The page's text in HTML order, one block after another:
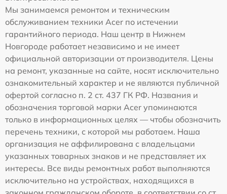
Мы занимаемся ремонтом и техническим
обслуживанием техники Acer по истечении
гарантийного периода. Наш центр в Нижнем
Новгороде работает независимо и не имеет
официальной авторизации от производителя. Цены
на ремонт, указанные на сайте, носят исключительно
ознакомительный характер и не являются публичной
офертой согласно п. 2 ст. 437 ГК РФ. Названия и
обозначения торговой марки Acer упоминаются
только в информационных целях — чтобы обозначить
перечень техники, с которой мы работаем. Наша
организация не аффилирована с владельцами
указанных товарных знаков и не представляет их
интересы. Все виды ремонтных работ выполняются
исключительно на устройствах, находящихся в